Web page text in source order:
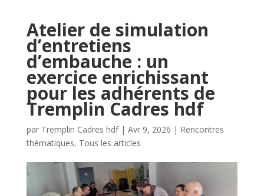
Atelier de simulation
d’entretiens
d’embauche : un
exercice enrichissant
pour les adhérents de
Tremplin Cadres hdf
par Tremplin Cadres hdf| Avr 9, 2026 | Rencontres
thématiques, Tous les articles